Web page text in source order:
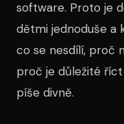
software. Proto je
dětmi jednoduše a
co se nesdílí, proč
proč je důležité říct
píše divně.